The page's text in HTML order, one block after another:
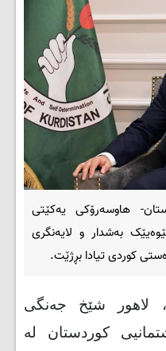
هاوسەرۆکی یەکێتی
بەشدار و لایەنگری
کوردی تیادا بڕژێت.
لاهور شێخ جه‌نگی‌
کوردستان لە